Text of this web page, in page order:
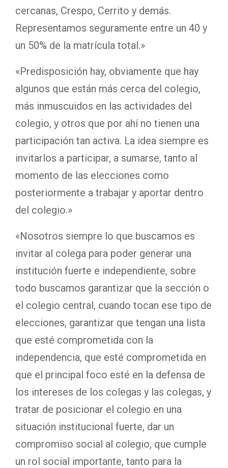
cercanas, Crespo, Cerrito y demás.
Representamos seguramente entre un 40 y
un 50% de la matrícula total.»
«Predisposición hay, obviamente que hay
algunos que están más cerca del colegio,
más inmuscuidos en las actividades del
colegio, y otros que por ahí no tienen una
participación tan activa. La idea siempre es
invitarlos a participar, a sumarse, tanto al
momento de las elecciones como
posteriormente a trabajar y aportar dentro
del colegio.»
«Nosotros siempre lo que buscamos es
invitar al colega para poder generar una
institución fuerte e independiente, sobre
todo buscamos garantizar que la sección o
el colegio central, cuando tocan ese tipo de
elecciones, garantizar que tengan una lista
que esté comprometida con la
independencia, que esté comprometida en
que el principal foco esté en la defensa de
los intereses de los colegas y las colegas, y
tratar de posicionar el colegio en una
situación institucional fuerte, dar un
compromiso social al colegio, que cumple
un rol social importante, tanto para la